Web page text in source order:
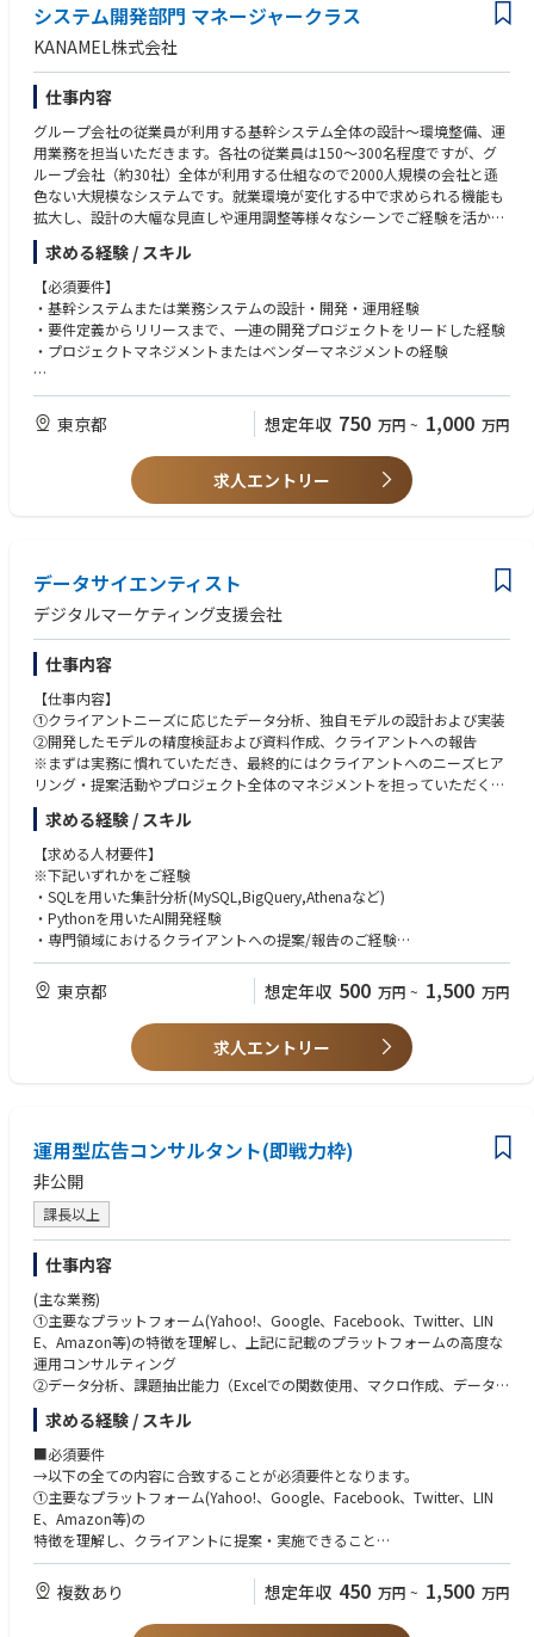
・監査・税務対応において、適切な説得や交渉ができるコミュニケーショ
ン能力
・J-SOX対応の経験
システム開発部門 マネージャークラス
KANAMEL株式会社
仕事内容
グループ会社の従業員が利用する基幹システム全体の設計～環境整備、運
用業務を担当いただきます。各社の従業員は150～300名程度ですが、グ
ループ会社（約30社）全体が利用する仕組なので2000人規模の会社と遜
色ない大規模なシステムです。就業環境が変化する中で求められる機能も
拡大し、設計の大幅な見直しや運用調整等様々なシーンでご経験を活かす
ことのできるポジションです。
求める経験 / スキル
【必須要件】
・基幹システムまたは業務システムの設計・開発・運用経験
・要件定義からリリースまで、一連の開発プロジェクトをリードした経験
・プロジェクトマネジメントまたはベンダーマネジメントの経験
【歓迎要件】
・基幹システムの刷新・リプレイスプロジェクト経験
・ERPや販売管理・会計・人事など業務システムの知見
・クラウド環境（AWS・Azure・GCP等）の知見
・システムアーキテクチャ設計の経験
・ベンダーコントロールや複数プロジェクトの管理経験
東京都 想定年収 750 万円 ~ 1,000 万円
求人エントリー
データサイエンティスト
デジタルマーケティング支援会社
仕事内容
【仕事内容】
①クライアントニーズに応じたデータ分析、独自モデルの設計および実装
②開発したモデルの精度検証および資料作成、クライアントへの報告
※まずは実務に慣れていただき、最終的にはクライアントへのニーズヒア
リング・提案活動やプロジェクト全体のマネジメントを担っていただく想
定です
＜業務詳細＞
⑴クライアントニーズに応じたデータ分析、独自モデルの設計および実装
・データ整理
・データ分析
・モデル構築、実装
⑵開発したモデルの精度検証および資料作成、クライアントへの報告
・精度検証方針設計、検証
・資料作成、クライアント報告
求める経験 / スキル
【求める人材要件】
※下記いずれかをご経験
・SQLを用いた集計分析(MySQL,BigQuery,Athenaなど)
・Pythonを用いたAI開発経験
・専門領域におけるクライアントへの提案/報告のご経験
※以下いずれかの経験を歓迎
・プロジェクトマネジメント経験
・クライアントワークでのAI開発経験
・生成AIを用いたサービスの設計、提案経験
・購買データ、アクセスログデータ、位置情報データを用いたデータ分析
業務
・AWS/Google Cloudを用いたAIプロダクトの開発経験
・ビジネス英語が出来る方(TOEIC700点以上を目安)
東京都 想定年収 500 万円 ~ 1,500 万円
求人エントリー
運用型広告コンサルタント(即戦力枠)
非公開
課長以上
仕事内容
(主な業務)
①主要なプラットフォーム(Yahoo!、Google、Facebook、Twitter、LIN
E、Amazon等)の特徴を理解し、上記に記載のプラットフォームの高度な
運用コンサルティング
②データ分析、課題抽出能力（Excelでの関数使用、マクロ作成、データ解
析、Googleアナリスティクスでの分析は必須)
③プレゼンテーション能力/企画書作成能力
④自身で運用コンサルティングを行うだけでなく、社内外のスタッフをデ
ィレクションし、提案/運用を遂行を行う。
求める経験 / スキル
■必須要件
→以下の全ての内容に合致することが必須要件となります。
①主要なプラットフォーム(Yahoo!、Google、Facebook、Twitter、LIN
E、Amazon等)の
特徴を理解し、クライアントに提案・実施できること
②特定の領域での深い経験(エキスパート)
－特定のメディア(SEM領域、ソーシャルメディア領域）に特化した運
用/コンサルティングができる
③プラットフォーマー各社の広告アルゴリズム、管理画面に関する知識
複数あり 想定年収 450 万円 ~ 1,500 万円